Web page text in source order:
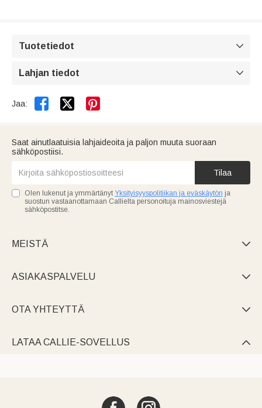
Tuotetiedot 
Lahjan tiedot 
Jaa:  
Saat ainutlaatuisia lahjaideoita ja paljon muuta suoraan
sähköpostiisi.
Tilaa
Olen lukenut ja ymmärtänyt Yksityisyyspolitiikan ja eväskäytön ja
suostun vastaanottamaan Callielta personoituja mainosviestejä
sähköpostitse.
MEISTÄ 
ASIAKASPALVELU 
OTA YHTEYTTÄ 
LATAA CALLIE-SOVELLUS 